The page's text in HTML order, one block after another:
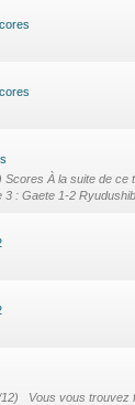
À la suite de
: Gaete 1-2
Vous vous trouvez